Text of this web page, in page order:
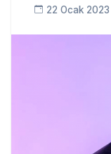
22 Ocak 2023